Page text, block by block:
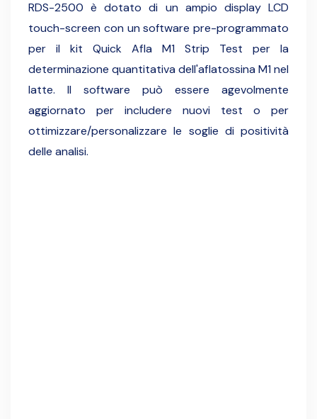
RDS-2500 è dotato di un ampio display LCD
touch-screen con un software pre-programmato
per il kit Quick Afla M1 Strip Test per la
determinazione quantitativa dell'aflatossina M1 nel
latte. Il software può essere agevolmente
aggiornato per includere nuovi test o per
ottimizzare/personalizzare le soglie di positività
delle analisi.